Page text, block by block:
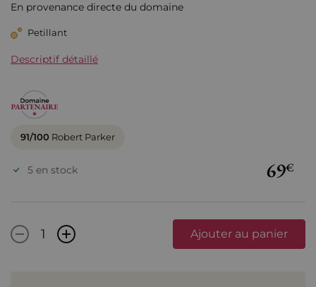
En provenance directe du domaine
Petillant
Descriptif détaillé
91/100 Robert Parker
69€
5 en stock
- + Ajouter au panier